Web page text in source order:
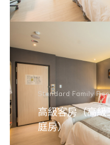
Standard Family
高級客房（高級
庭房）